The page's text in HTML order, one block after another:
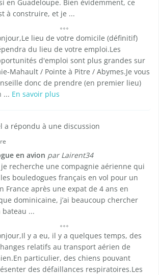
en Guadeloupe. Bien évidemment, ce
à construire, et je ...
lieu de votre domicile (définitif)
du lieu de votre emploi.Les
d'emploi sont plus grandes sur
Mahault / Pointe à Pitre / Abymes.Je vous
donc de prendre (en premier lieu)
... En savoir plus
a répondu à une discussion
en avion par Lairent34
recherche une compagnie aérienne qui
bouledogues français en vol pour un
France après une expat de 4 ans en
dominicaine, j’ai beaucoup chercher
bateau ...
y a eu, il y a quelques temps, des
relatifs au transport aérien de
particulier, des chiens pouvant
des défaillances respiratoires.Les